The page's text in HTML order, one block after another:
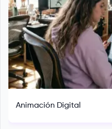
Animación Digital